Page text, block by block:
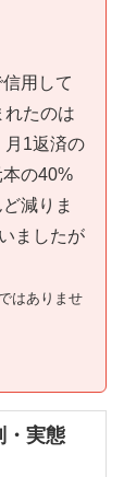
用して
れたのは
月1返済の
の40%
減りま
ましたが
はありませ
・実態